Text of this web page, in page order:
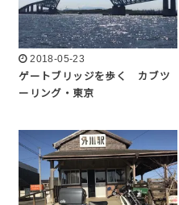
2018-05-23
ゲートブリッジを歩く カブツ
ーリング・東京